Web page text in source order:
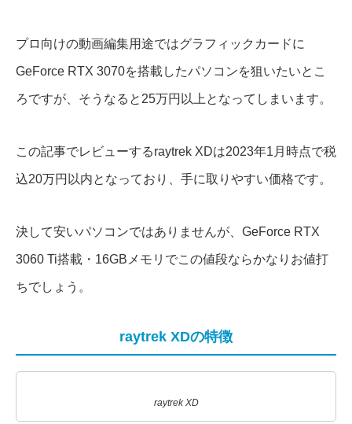
プロ向けの動画編集用途ではグラフィックカードに
GeForce RTX 3070を搭載したパソコンを狙いたいとこ
ろですが、そうなると25万円以上となってしまいます。
この記事でレビューするraytrek XDは2023年1月時点で税
込20万円以内となっており、手に取りやすい価格です。
決して安いパソコンではありませんが、GeForce RTX
3060 Ti搭載・16GBメモリでこの値段ならかなりお値打
ちでしょう。
raytrek XDの特徴
raytrek XD